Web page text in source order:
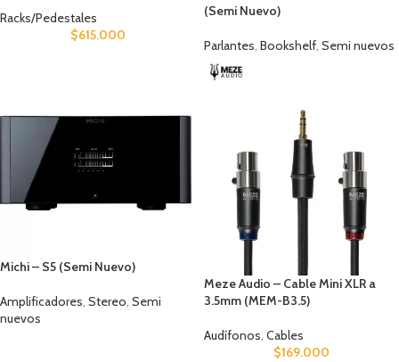
Racks/Pedestales
$615.000
(Semi Nuevo)
Parlantes, Bookshelf, Semi nuevos
Michi – S5 (Semi Nuevo)
Amplificadores, Stereo, Semi
nuevos
Meze Audio – Cable Mini XLR a
3.5mm (MEM-B3.5)
Audífonos, Cables
$169.000